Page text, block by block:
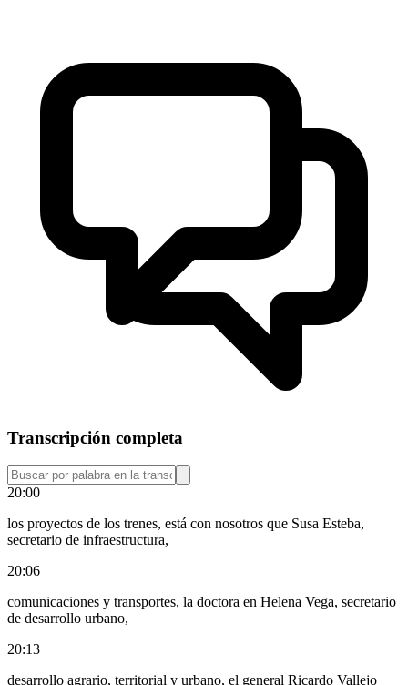
Transcripción completa
20:00
los proyectos de los trenes, está con nosotros que Susa Esteba,
secretario de infraestructura,
20:06
comunicaciones y transportes, la doctora en Helena Vega, secretario
de desarrollo urbano,
20:13
desarrollo agrario, territorial y urbano, el general Ricardo Vallejo